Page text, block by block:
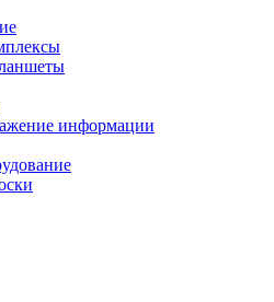
информации